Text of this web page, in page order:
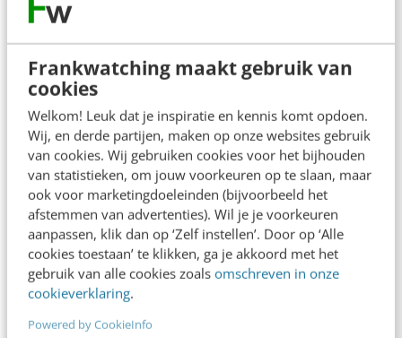
Frankwatching maakt gebruik van
cookies
Welkom! Leuk dat je inspiratie en kennis komt opdoen.
Wij, en derde partijen, maken op onze websites gebruik
van cookies. Wij gebruiken cookies voor het bijhouden
van statistieken, om jouw voorkeuren op te slaan, maar
ook voor marketingdoeleinden (bijvoorbeeld het
afstemmen van advertenties). Wil je je voorkeuren
aanpassen, klik dan op ‘Zelf instellen’. Door op ‘Alle
cookies toestaan’ te klikken, ga je akkoord met het
gebruik van alle cookies zoals omschreven in onze
cookieverklaring.
Powered by CookieInfo
Bron: Mamun_Sheikh / Shutterstock.com
Normaal gesproken kunnen crypto-bedrijven
geen rechtstreekse rekening bij de centrale
bank aanhouden. Ze zijn afhankelijk van gewone
banken als tussenpersoon en die banken
kunnen op elk moment beslissen dat ze liever
geen crypto-klanten meer willen. Dat is